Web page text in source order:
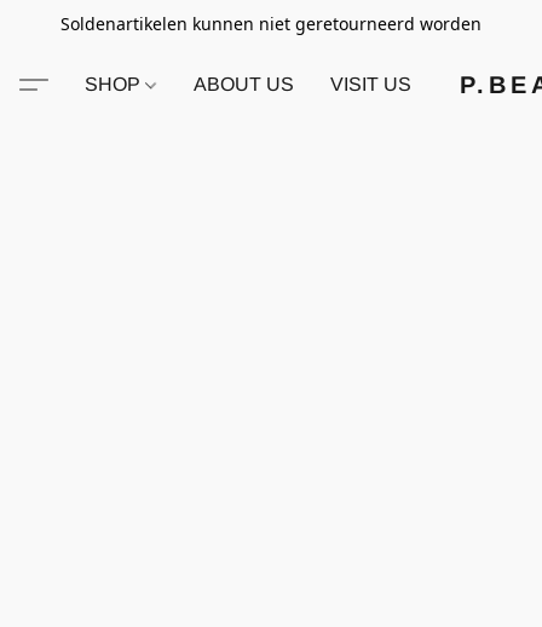
Soldenartikelen kunnen niet geretourneerd worden
SHOP ABOUT US VISIT US